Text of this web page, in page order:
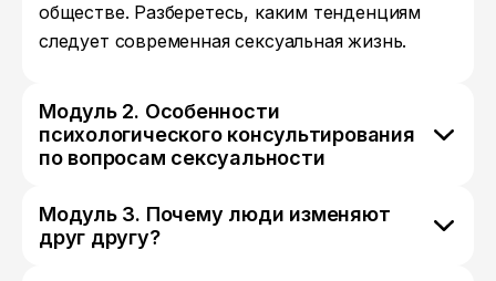
обществе. Разберетесь, каким тенденциям
следует современная сексуальная жизнь.
Модуль 2. Особенности
психологического консультирования
по вопросам сексуальности
Модуль 3. Почему люди изменяют
друг другу?